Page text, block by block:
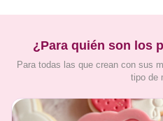
¿Para quién son los
Para todas las que crean con sus
tipo de